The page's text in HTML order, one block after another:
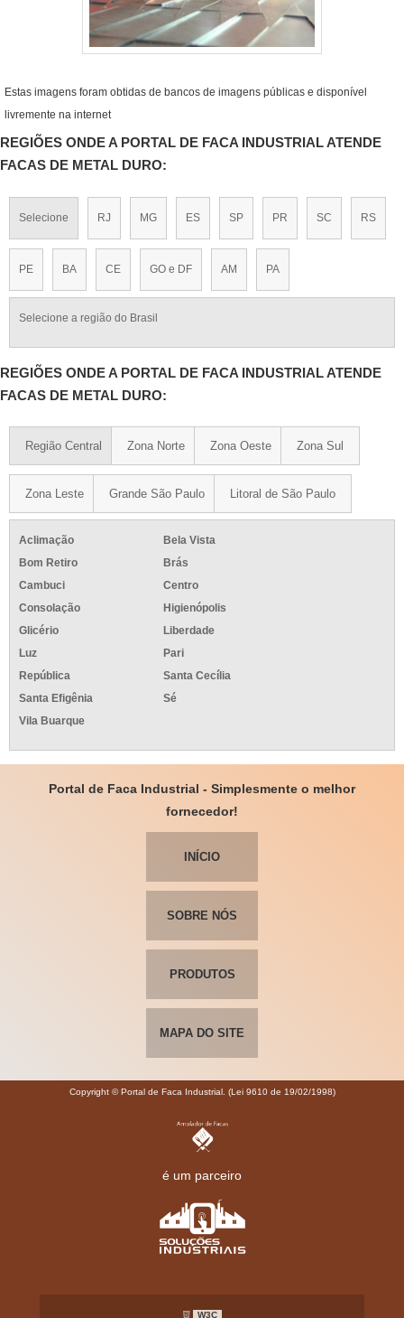
Estas imagens foram obtidas de bancos de imagens públicas e disponível
livremente na internet
REGIÕES ONDE A PORTAL DE FACA INDUSTRIAL ATENDE
FACAS DE METAL DURO:
Selecione RJ MG ES SP PR SC RS
PE BA CE GO e DF AM PA
Selecione a região do Brasil
REGIÕES ONDE A PORTAL DE FACA INDUSTRIAL ATENDE
FACAS DE METAL DURO:
Região Central Zona Norte Zona Oeste Zona Sul
Zona Leste Grande São Paulo Litoral de São Paulo
Aclimação
Bela Vista
Bom Retiro
Brás
Cambuci
Centro
Consolação
Higienópolis
Glicério
Liberdade
Luz
Pari
República
Santa Cecília
Santa Efigênia
Sé
Vila Buarque
Portal de Faca Industrial - Simplesmente o melhor
fornecedor!
INÍCIO
SOBRE NÓS
PRODUTOS
MAPA DO SITE
Copyright © Portal de Faca Industrial. (Lei 9610 de 19/02/1998)
é um parceiro
W3C